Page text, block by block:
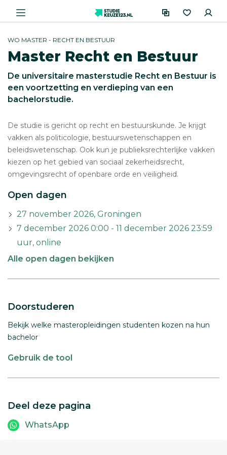
WO MASTER - RECHT EN BESTUUR
Master Recht en Bestuur
De universitaire masterstudie Recht en Bestuur is
een voortzetting en verdieping van een
bachelorstudie.
De studie is gericht op recht en bestuurskunde. Je krijgt
vakken als politicologie, bestuurswetenschappen en
beleidswetenschap. Ook kun je publieksrechterlijke vakken
kiezen op het gebied van sociaal zekerheidsrecht,
omgevingsrecht of openbare orde en veiligheid.
Open dagen
27 november 2026, Groningen
7 december 2026 0:00 - 11 december 2026 23:59
uur, online
Alle open dagen bekijken
Doorstuderen
Bekijk welke masteropleidingen studenten kozen na hun
bachelor
Gebruik de tool
Deel deze pagina
WhatsApp